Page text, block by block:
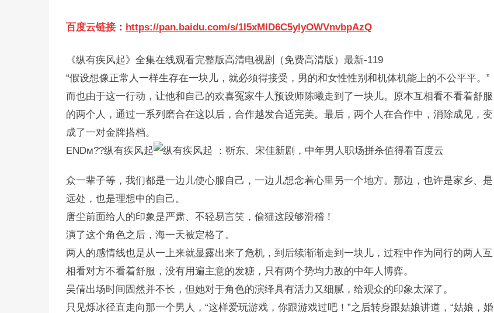
百度云链接 ： https://pan.baidu.com/s/1I5xMID6C5ylyOWVnvbpAzQ
《纵有疾风起》全集在线观看完整版高清电视剧（免费高清版）最新-119
“假设想像正常人一样生存在一块儿，就必须得接受，男的和女性性别和机体机能上的不公平平。”
而也由于这一行动，让他和自己的欢喜冤家牛人预设师陈曦走到了一块儿。原本互相看不看着舒服
的两个人，通过一系列磨合在这以后，合作越发合适完美。最后，两个人在合作中，消除成见，变
成了一对金牌搭档。
ENDм??纵有疾风起
：靳东、宋佳新剧，中年男人职场拼杀值得看百度云
众一辈子等，我们都是一边儿使心服自己，一边儿想念着心里另一个地方。那边，也许是家乡、是
远处，也是理想中的自己。
唐尘前面给人的印象是严肃、不轻易言笑，偷猫这段够滑稽！
演了这个角色之后，海一天被定格了。
两人的感情线也是从一上来就显露出来了危机，到后续渐渐走到一块儿，过程中作为同行的两人互
相看对方不看着舒服，没有用遍主意的发糖，只有两个势均力敌的中年人博弈。
吴倩出场时间固然并不长，但她对于角色的演绎具有活力又细腻，给观众的印象太深了。
只见烁冰径直走向那一个男人，“这样爱玩游戏，你跟游戏过吧！”之后转身跟姑娘讲道，“姑娘，婚